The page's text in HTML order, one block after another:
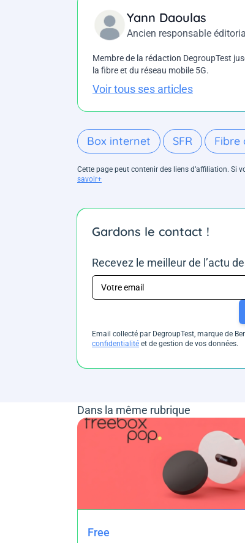
Yann Daoulas
Ancien responsable
Membre de la rédaction DegroupTest
la fibre et du réseau mobile 5G.
Voir tous ses articles
Box internet SFR Fibre
Cette page peut contenir des liens d’affiliation. Si
savoir+
Gardons le contact !
Recevez le meilleur de l’actu
Email collecté par DegroupTest, marque de
confidentialité et de gestion de vos données.
Dans la même rubrique
Free